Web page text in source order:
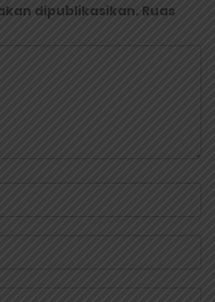
dipublikasikan. Ruas